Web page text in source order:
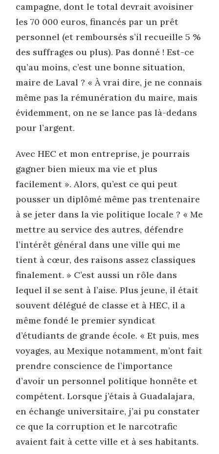
campagne, dont le total devrait avoisiner
les 70 000 euros, financés par un prêt
personnel (et remboursés s’il recueille 5 %
des suffrages ou plus). Pas donné ! Est-ce
qu’au moins, c’est une bonne situation,
maire de Laval ? « À vrai dire, je ne connais
même pas la rémunération du maire, mais
évidemment, on ne se lance pas là-dedans
pour l’argent.
Avec HEC et mon entreprise, je pourrais
gagner bien mieux ma vie et plus
facilement ». Alors, qu’est ce qui peut
pousser un diplômé même pas trentenaire
à se jeter dans la vie politique locale ? « Me
mettre au service des autres, défendre
l’intérêt général dans une ville qui me
tient à cœur, des raisons assez classiques
finalement. » C’est aussi un rôle dans
lequel il se sent à l’aise. Plus jeune, il était
souvent délégué de classe et à HEC, il a
même fondé le premier syndicat
d’étudiants de grande école. « Et puis, mes
voyages, au Mexique notamment, m’ont fait
prendre conscience de l’importance
d’avoir un personnel politique honnête et
compétent. Lorsque j’étais à Guadalajara,
en échange universitaire, j’ai pu constater
ce que la corruption et le narcotrafic
avaient fait à cette ville et à ses habitants.